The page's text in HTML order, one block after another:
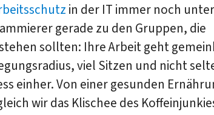
in der IT immer noch
gerade zu den Gruppen, die
sollten: Ihre Arbeit geht
viel Sitzen und nicht
einher. Von einer gesunden
wir das Klischee des